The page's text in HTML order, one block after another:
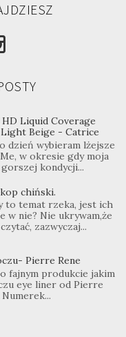
HD Liquid Coverage
Beige - Catrice
dzień wybieram lżejsze
w okresie gdy moja
kondycji...
chiński.
to temat rzeka, jest ich
w nie? Nie ukrywam,że
zazwyczaj...
Pierre Rene
fajnym produkcie jakim
eye liner od Pierre
Numerek...